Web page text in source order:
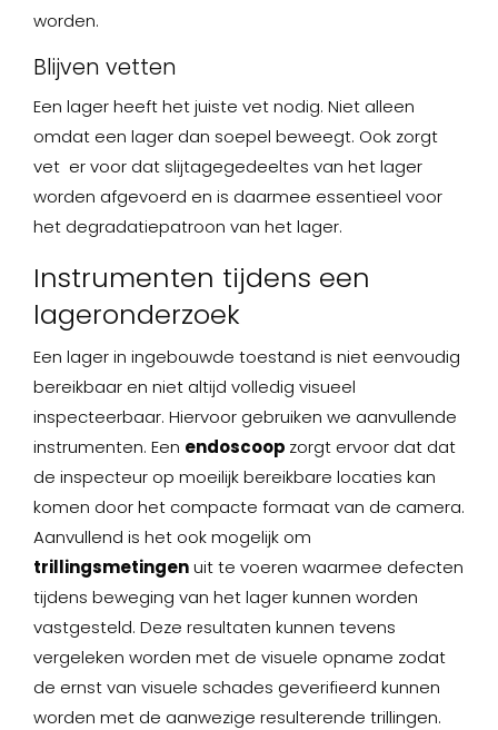
worden.
Blijven vetten
Een lager heeft het juiste vet nodig. Niet alleen
omdat een lager dan soepel beweegt. Ook zorgt
vet er voor dat slijtagegedeeltes van het lager
worden afgevoerd en is daarmee essentieel voor
het degradatiepatroon van het lager.
Instrumenten tijdens een
lageronderzoek
Een lager in ingebouwde toestand is niet eenvoudig
bereikbaar en niet altijd volledig visueel
inspecteerbaar. Hiervoor gebruiken we aanvullende
instrumenten. Een endoscoop zorgt ervoor dat dat
de inspecteur op moeilijk bereikbare locaties kan
komen door het compacte formaat van de camera.
Aanvullend is het ook mogelijk om
trillingsmetingenuit te voeren waarmee defecten
tijdens beweging van het lager kunnen worden
vastgesteld. Deze resultaten kunnen tevens
vergeleken worden met de visuele opname zodat
de ernst van visuele schades geverifieerd kunnen
worden met de aanwezige resulterende trillingen.